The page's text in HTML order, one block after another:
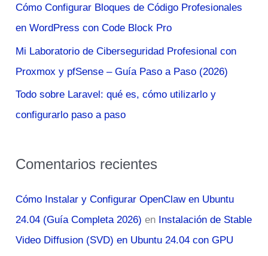
r
:
Cómo Configurar Bloques de Código Profesionales
en WordPress con Code Block Pro
Mi Laboratorio de Ciberseguridad Profesional con
Proxmox y pfSense – Guía Paso a Paso (2026)
Todo sobre Laravel: qué es, cómo utilizarlo y
configurarlo paso a paso
Comentarios recientes
Cómo Instalar y Configurar OpenClaw en Ubuntu
24.04 (Guía Completa 2026) en Instalación de Stable
Video Diffusion (SVD) en Ubuntu 24.04 con GPU